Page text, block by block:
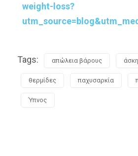
weight-loss?
Tags: απώλεια βάρους
θερμίδες παχυσαρκία
Ύπνος